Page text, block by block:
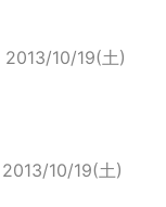
2013/10/19(土)
2013/10/19(土)